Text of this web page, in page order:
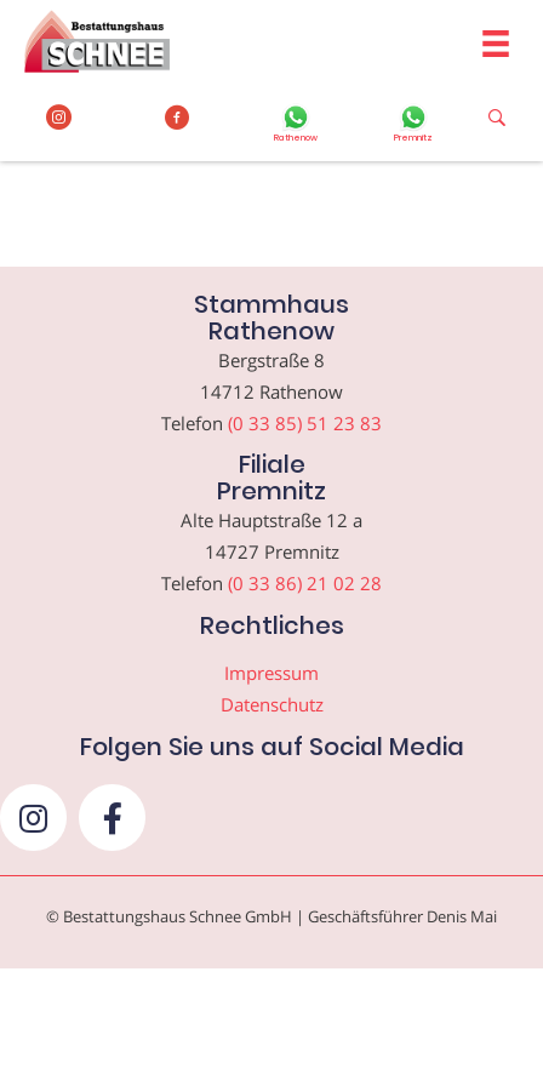
Inhalt
springen
Rathenow Premnitz
Stammhaus
Rathenow
Bergstraße 8
14712 Rathenow
Telefon (0 33 85) 51 23 83
Filiale
Premnitz
Alte Hauptstraße 12 a
14727 Premnitz
Telefon (0 33 86) 21 02 28
Rechtliches
Impressum
Datenschutz
Folgen Sie uns auf Social Media
© Bestattungshaus Schnee GmbH | Geschäftsführer Denis Mai